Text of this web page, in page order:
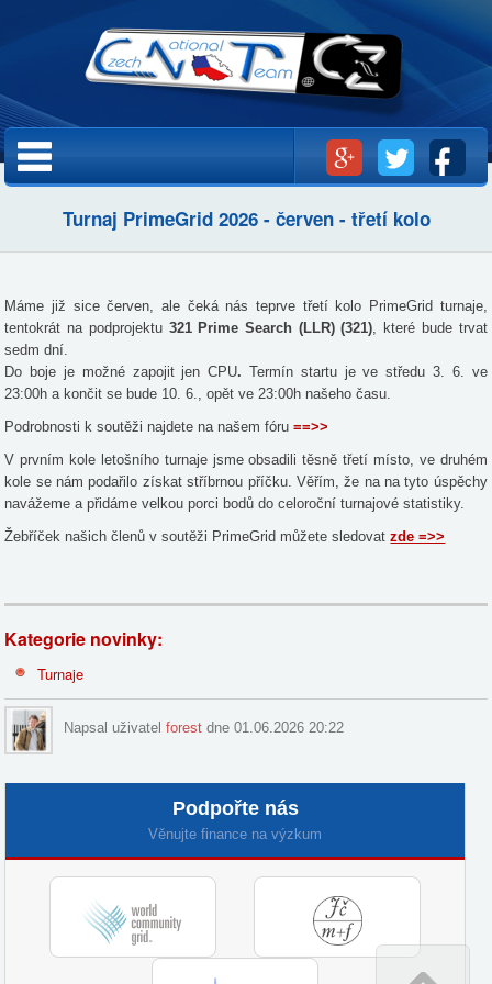
hlavnímu
obsahu
Hlavní menu
Turnaj PrimeGrid 2026 - červen - třetí kolo
Máme již sice červen, ale čeká nás teprve třetí kolo PrimeGrid turnaje,
tentokrát na podprojektu 321 Prime Search (LLR) (321), které bude trvat
sedm dní.
Do boje je možné zapojit jen CPU.Termín startu je ve středu 3. 6. ve
23:00h a končit se bude 10. 6., opět ve 23:00h našeho času.
Podrobnosti k soutěži najdete na našem fóru==>>
V prvním kole letošního turnaje jsme obsadili těsně třetí místo, ve druhém
kole se nám podařilo získat stříbrnou příčku. Věřím, že na na tyto úspěchy
navážeme a přidáme velkou porci bodů do celoroční turnajové statistiky.
Žebříček našich členů v soutěži PrimeGrid můžete sledovatzde =>>
Kategorie novinky:
Turnaje
Napsal uživatelforest dne 01.06.2026 20:22
Podpořte nás
Věnujte finance na výzkum